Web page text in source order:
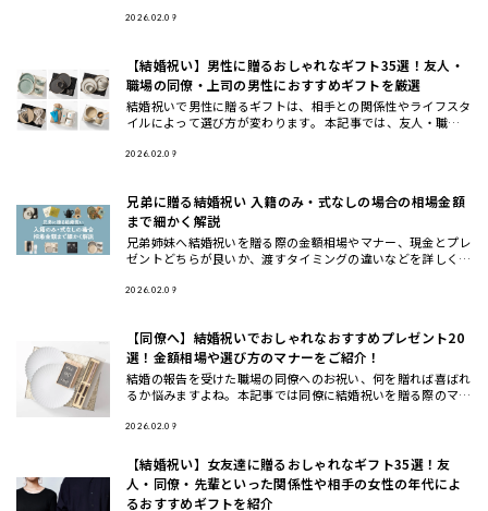
す。おしゃれで洗
2026.02.09
【結婚祝い】男性に贈るおしゃれなギフト35選！友人・
職場の同僚・上司の男性におすすめギフトを厳選
結婚祝いで男性に贈るギフトは、相手との関係性やライフスタ
イルによって選び方が変わります。 本記事では、友人・職場
代・30代・4
2026.02.09
兄弟に贈る結婚祝い 入籍のみ・式なしの場合の相場金額
まで細かく解説
兄弟姉妹へ結婚祝いを贈る際の金額相場やマナー、現金とプレ
ゼントどちらが良いか、渡すタイミングの違いなどを詳しく解
いギフトの選
2026.02.09
【同僚へ】結婚祝いでおしゃれなおすすめプレゼント20
選！金額相場や選び方のマナーをご紹介！
結婚の報告を受けた職場の同僚へのお祝い、何を贈れば喜ばれ
るか悩みますよね。本記事では同僚に結婚祝いを贈る際のマナ
ゼント20選
2026.02.09
【結婚祝い】女友達に贈るおしゃれなギフト35選！友
人・同僚・先輩といった関係性や相手の女性の年代によ
るおすすめギフトを紹介